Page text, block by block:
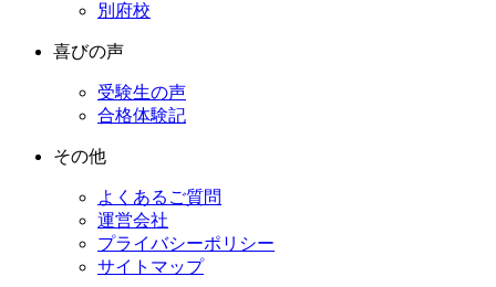
別府校
喜びの声
受験生の声
合格体験記
その他
よくあるご質問
運営会社
プライバシーポリシー
サイトマップ